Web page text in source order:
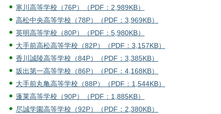
寒川高等学校（76P）（PDF：2,989KB）
高松中央高等学校（78P）（PDF：3,969KB）
英明高等学校（80P）（PDF：5,980KB）
大手前高松高等学校（82P）（PDF：3,157KB）
香川誠陵高等学校（84P）（PDF：3,385KB）
坂出第一高等学校（86P）（PDF：4,168KB）
大手前丸亀高等学校（88P）（PDF：1,544KB）
蓬莱高等学校（90P）（PDF：1,885KB）
尽誠学園高等学校（92P）（PDF：2,380KB）